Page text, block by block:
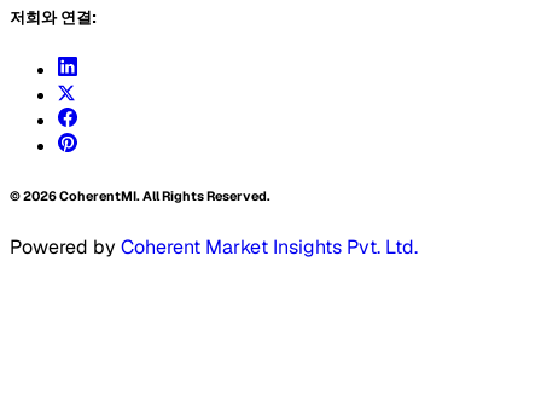
저희와 연결:
©2026CoherentMI. All Rights Reserved.
Powered by Coherent Market Insights Pvt. Ltd.